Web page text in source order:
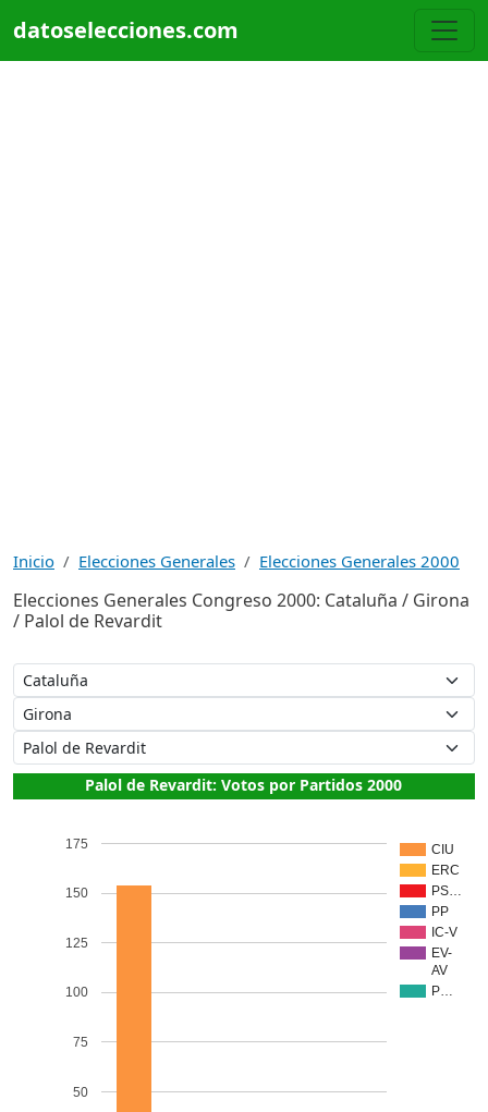
datoselecciones.com
Inicio Elecciones Generales Elecciones Generales 2000
Elecciones Generales Congreso 2000: Cataluña / Girona
/ Palol de Revardit
Palol de Revardit: Votos por Partidos 2000
CIU
ERC
PS…
PP
IC-V
EV-
AV
P…
50
75
100
125
150
175